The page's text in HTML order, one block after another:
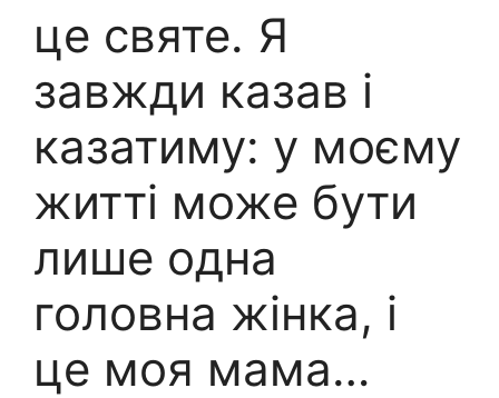
це святе. Я
завжди казав і
казатиму: у моєму
житті може бути
лише одна
головна жінка, і
це моя мама…